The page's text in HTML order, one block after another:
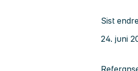
Sist
24. juni